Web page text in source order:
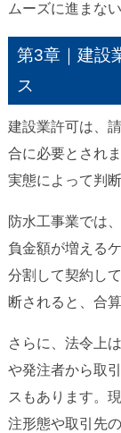
ムーズに進まな
第3章｜建設
ス
建設業許可は、
合に必要とされ
実態によって判
防水工事業では
負金額が増える
分割して契約し
断されると、合
さらに、法令上
や発注者から取
スもあります。
注形態や取引先